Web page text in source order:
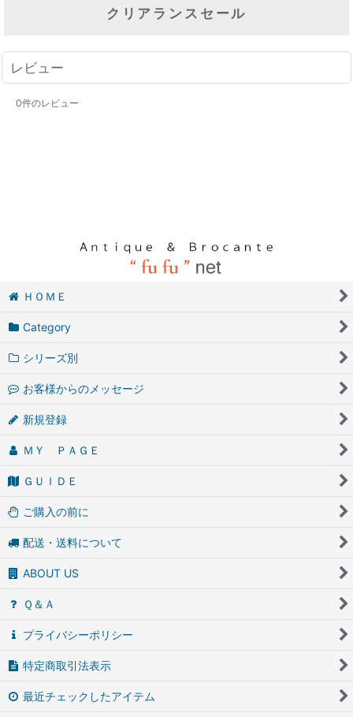
クリアランスセール
レビュー
0件のレビュー
ＨＯＭＥ
Category
シリーズ別
お客様からのメッセージ
新規登録
ＭＹ ＰＡＧＥ
ＧＵＩＤＥ
ご購入の前に
配送・送料について
ABOUT US
Ｑ＆Ａ
プライバシーポリシー
特定商取引法表示
最近チェックしたアイテム